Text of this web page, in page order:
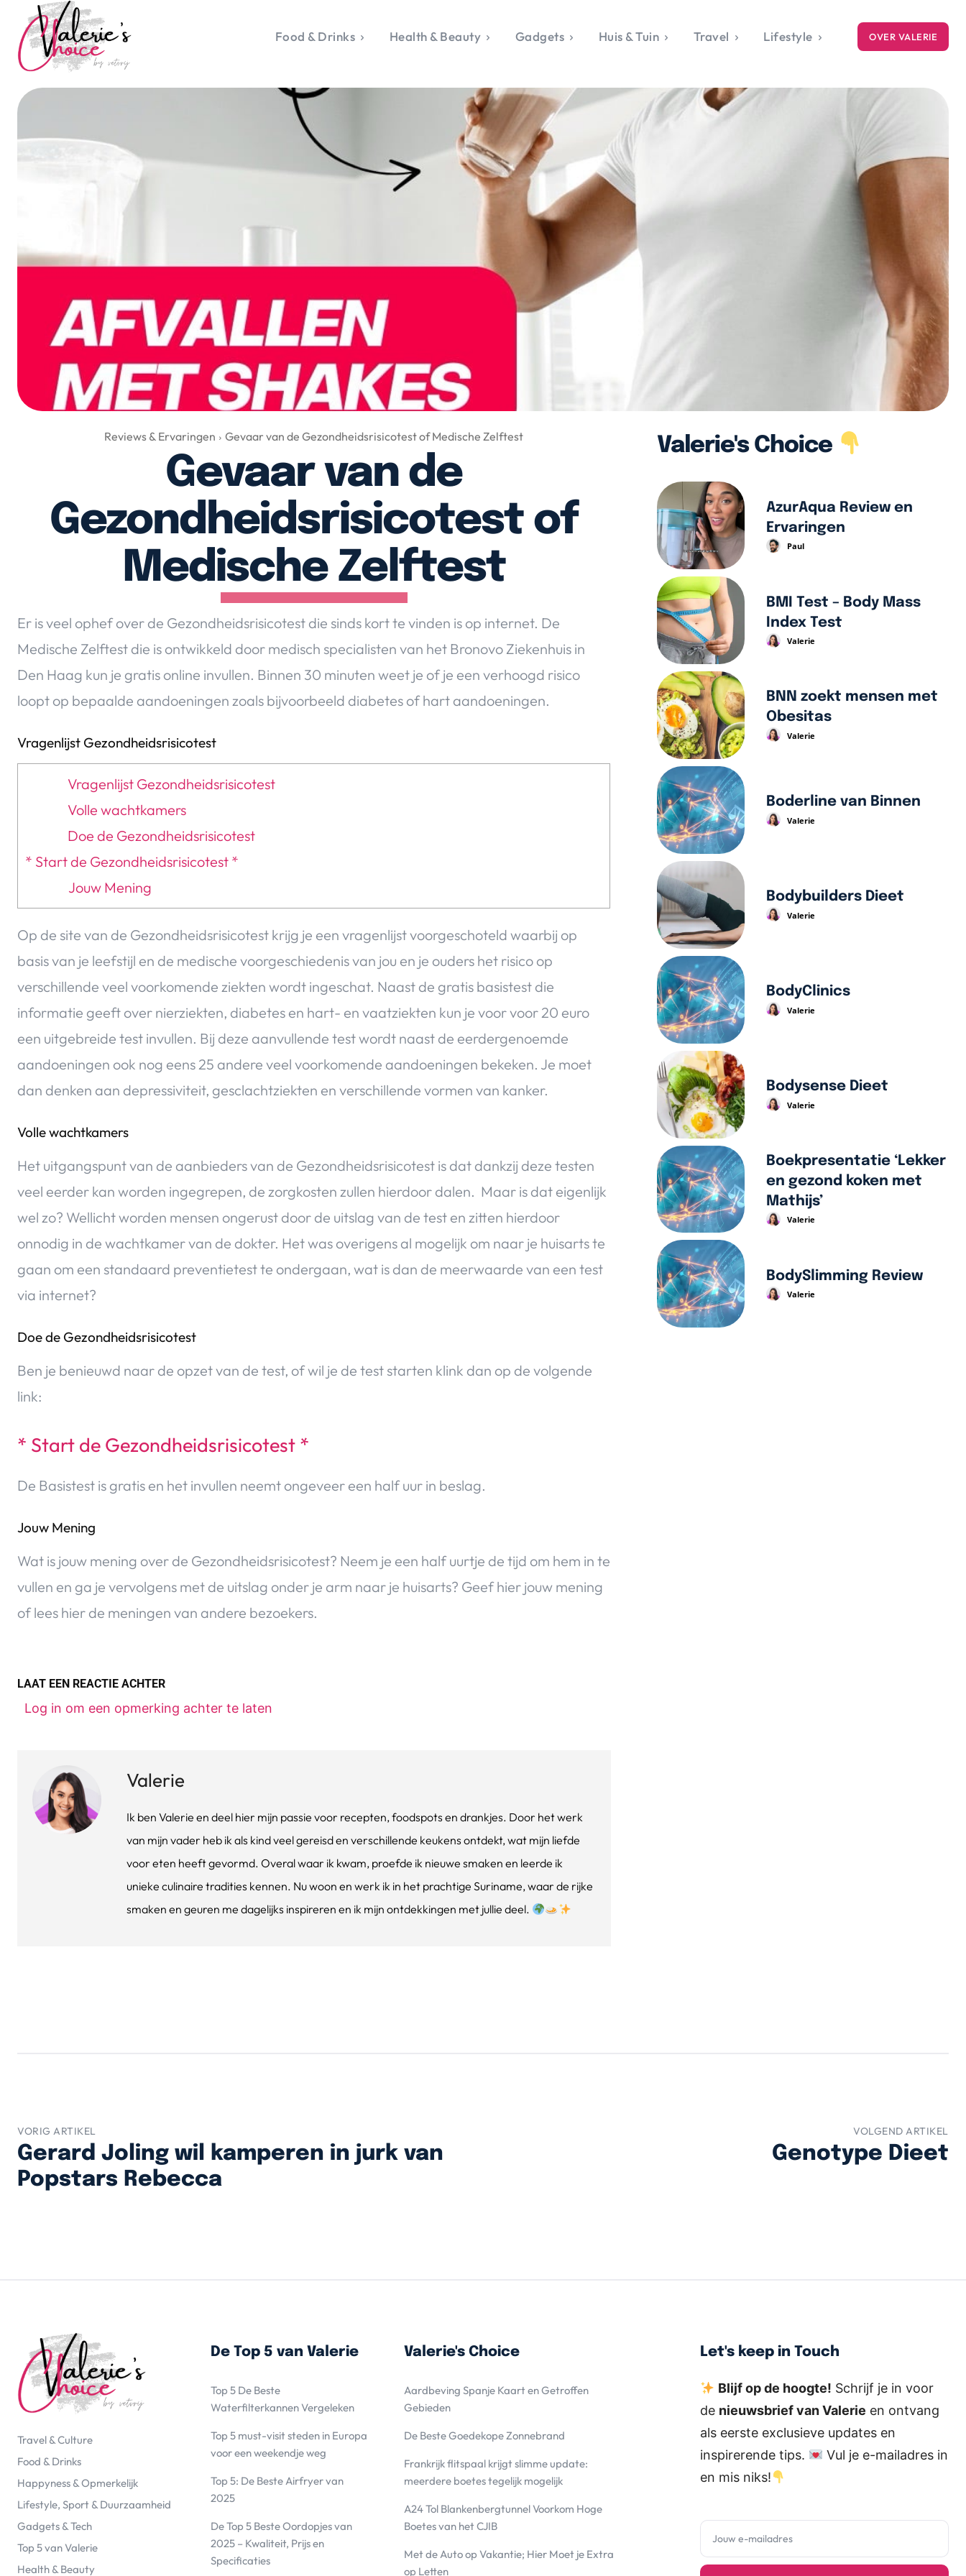
Travel & Culture
Food & Drinks
Happyness & Opmerkelijk
Lifestyle, Sport &
Duurzaamheid
Huis & Tuin
Over Valerie
Contact
Food & Drinks
Health & Beauty
Gadgets
Huis & Tuin
Travel Lifestyle
Food & Drinks Health & Beauty Gadgets Huis & Tuin Travel Lifestyle OVER VALERIE
Reviews & Ervaringen Gevaar van de Gezondheidsrisicotest of Medische Zelftest
Gevaar van de
Gezondheidsrisicotest of
Medische Zelftest
Er is veel ophef over de Gezondheidsrisicotest die sinds kort te vinden is op internet. De
Medische Zelftest die is ontwikkeld door medisch specialisten van het Bronovo Ziekenhuis in
Den Haag kun je gratis online invullen. Binnen 30 minuten weet je of je een verhoogd risico
loopt op bepaalde aandoeningen zoals bijvoorbeeld diabetes of hart aandoeningen.
Vragenlijst Gezondheidsrisicotest
Vragenlijst Gezondheidsrisicotest
Volle wachtkamers
Doe de Gezondheidsrisicotest
* Start de Gezondheidsrisicotest *
Jouw Mening
Op de site van de Gezondheidsrisicotest krijg je een vragenlijst voorgeschoteld waarbij op
basis van je leefstijl en de medische voorgeschiedenis van jou en je ouders het risico op
verschillende veel voorkomende ziekten wordt ingeschat. Naast de gratis basistest die
informatie geeft over nierziekten, diabetes en hart- en vaatziekten kun je voor voor 20 euro
een uitgebreide test invullen. Bij deze aanvullende test wordt naast de eerdergenoemde
aandoeningen ook nog eens 25 andere veel voorkomende aandoeningen bekeken. Je moet
dan denken aan depressiviteit, gesclachtziekten en verschillende vormen van kanker.
Volle wachtkamers
Het uitgangspunt van de aanbieders van de Gezondheidsrisicotest is dat dankzij deze testen
veel eerder kan worden ingegrepen, de zorgkosten zullen hierdoor dalen. Maar is dat eigenlijk
wel zo? Wellicht worden mensen ongerust door de uitslag van de test en zitten hierdoor
onnodig in de wachtkamer van de dokter. Het was overigens al mogelijk om naar je huisarts te
gaan om een standaard preventietest te ondergaan, wat is dan de meerwaarde van een test
via internet?
Doe de Gezondheidsrisicotest
Ben je benieuwd naar de opzet van de test, of wil je de test starten klink dan op de volgende
link:
* Start de Gezondheidsrisicotest *
De Basistest is gratis en het invullen neemt ongeveer een half uur in beslag.
Jouw Mening
Wat is jouw mening over de Gezondheidsrisicotest? Neem je een half uurtje de tijd om hem in te
vullen en ga je vervolgens met de uitslag onder je arm naar je huisarts? Geef hier jouw mening
of lees hier de meningen van andere bezoekers.
LAAT EEN REACTIE ACHTER
Log in om een opmerking achter te laten
Valerie
Ik ben Valerie en deel hier mijn passie voor recepten, foodspots en drankjes. Door het werk
van mijn vader heb ik als kind veel gereisd en verschillende keukens ontdekt, wat mijn liefde
voor eten heeft gevormd. Overal waar ik kwam, proefde ik nieuwe smaken en leerde ik
unieke culinaire tradities kennen. Nu woon en werk ik in het prachtige Suriname, waar de rijke
smaken en geuren me dagelijks inspireren en ik mijn ontdekkingen met jullie deel.
Valerie's Choice
AzurAqua Review en
Ervaringen
Paul
BMI Test – Body Mass
Index Test
Valerie
BNN zoekt mensen met
Obesitas
Valerie
Boderline van Binnen
Valerie
Bodybuilders Dieet
Valerie
BodyClinics
Valerie
Bodysense Dieet
Valerie
Boekpresentatie ‘Lekker
en gezond koken met
Mathijs’
Valerie
BodySlimming Review
Valerie
VORIG ARTIKEL
Gerard Joling wil kamperen in jurk van
Popstars Rebecca
VOLGEND ARTIKEL
Genotype Dieet
Travel & Culture
Food & Drinks
Happyness & Opmerkelijk
Lifestyle, Sport & Duurzaamheid
Gadgets & Tech
Top 5 van Valerie
Health & Beauty
De Top 5 van Valerie
Top 5 De Beste
Waterfilterkannen Vergeleken
Top 5 must-visit steden in Europa
voor een weekendje weg
Top 5: De Beste Airfryer van
2025
De Top 5 Beste Oordopjes van
2025 – Kwaliteit, Prijs en
Specificaties
Valerie's Choice
Aardbeving Spanje Kaart en Getroffen
Gebieden
De Beste Goedekope Zonnebrand
Frankrijk flitspaal krijgt slimme update:
meerdere boetes tegelijk mogelijk
A24 Tol Blankenbergtunnel Voorkom Hoge
Boetes van het CJIB
Met de Auto op Vakantie; Hier Moet je Extra
op Letten
Let's keep in Touch
Blijf op de hoogte! Schrijf je in voor
de nieuwsbrief van Valerie en ontvang
als eerste exclusieve updates en
inspirerende tips.
Vul je e-mailadres in
en mis niks!